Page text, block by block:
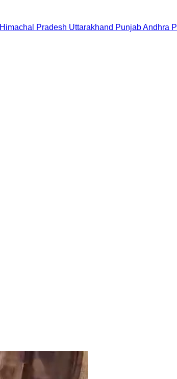
Himachal Pradesh Uttarakhand PunjabAndhra